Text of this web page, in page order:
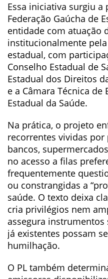
Essa iniciativa surgiu a
Federação Gaúcha de
entidade com atuação
institucionalmente
estadual, com
Conselho Estadual de
Estadual dos Direitos
e a Câmara Técnica de
Estadual da Saúde.
Na prática, o projeto
recorrentes vividas por
bancos,
no acesso a filas
frequentemente
ou constrangidas a
saúde. O texto deixa
cria privilégios nem
assegura
já existentes possam
humilhação.
O PL também